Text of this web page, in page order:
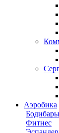
Аэробика
Бодибары
Фитнес